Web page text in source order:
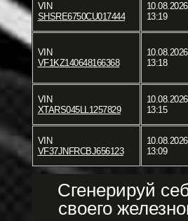
VIN
SHSRE6750CU017444
10.08.2026
13:19
VIN
VF1KZ140648166368
10.08.2026
13:18
VIN
XTARS045LL1257829
10.08.2026
13:15
VIN
VF37JNFRCBJ656123
10.08.2026
13:09
Сгенерируй
своего